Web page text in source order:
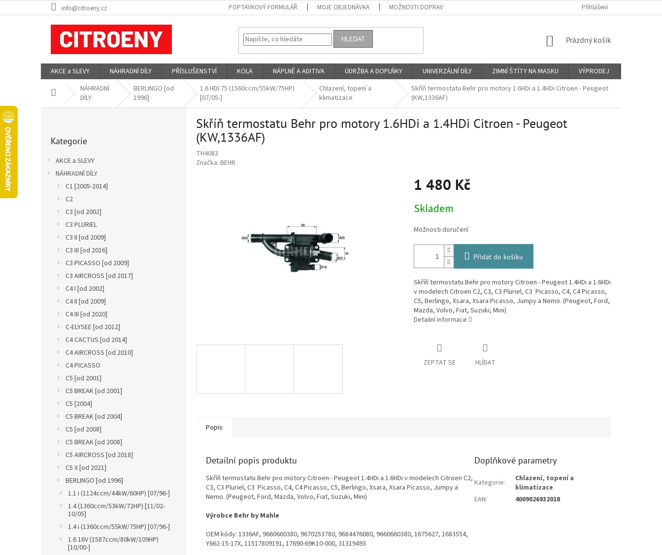
na
info@citroeny.cz POPTÁVKOVÝ FORMULÁŘ MOJE OBJEDNÁVKA MOŽNOSTI DOPRAVY A PLATBY PROČ VIN KÓD? O NÁS
Přihlášení
HLEDAT
NÁKUPNÍ
Prázdný košík
AKCE a SLEVY NÁHRADNÍ DÍLY PŘÍSLUŠENSTVÍ KOLA NÁPLNĚ A ADITIVA ÚDRŽBA A DOPLŇKY UNIVERZÁLNÍ DÍLY ZIMNÍ ŠTÍTY NA MASKU VÝPRODEJ
Domů NÁHRADNÍ
DÍLY
BERLINGO [od
1996]
1.6 HDI 75 (1560ccm/55kW/75HP)
[07/05-]
Chlazení, topení a
klimatizace
Skříň termostatu Behr pro motory 1.6HDi a 1.4HDi Citroen - Peugeot
(KW,1336AF)
kategorie
Kategorie
AKCE a SLEVY
NÁHRADNÍ DÍLY
C1 [2005-2014]
C2
C3 [od 2002]
C3 PLURIEL
C3 II [od 2009]
C3 III [od 2016]
C3 PICASSO [od 2009]
C3 AIRCROSS [od 2017]
C4 I [od 2002]
C4 II [od 2009]
C4 III [od 2020]
C-ELYSEE [od 2012]
C4 CACTUS [od 2014]
C4 AIRCROSS [od 2010]
C4 PICASSO
C5 [od 2001]
C5 BREAK [od 2001]
C5 [2004]
C5 BREAK [od 2004]
C5 [od 2008]
C5 BREAK [od 2008]
C5 AIRCROSS [od 2018]
C5 X [od 2021]
BERLINGO [od 1996]
1.1 i (1124ccm/44kW/60HP) [07/96-]
1.4 (1360ccm/53kW/72HP) [11/02-
10/05]
1.4 i (1360ccm/55kW/75HP) [07/96-]
1.6 16V (1587ccm/80kW/109HP)
[10/00-]
Skříň termostatu Behr pro motory 1.6HDi a 1.4HDi Citroen - Peugeot
(KW,1336AF)
TH4083
Značka: BEHR
1 480 Kč
cena:
Skladem
Možnosti doručení
Přidat do košíku
Skříň termostatu Behr pro motory Citroen - Peugeot 1.4HDi a 1.6HDi
v modelech Citroen C2, C3, C3 Pluriel, C3 Picasso, C4, C4 Picasso,
C5, Berlingo, Xsara, Xsara Picasso, Jumpy a Nemo. (Peugeot, Ford,
Mazda, Volvo, Fiat, Suzuki, Mini)
Detailní informace
ZEPTAT SE HLÍDAT
Popis
Detailní popis produktu
Skříň termostatu Behr pro motory Citroen - Peugeot 1.4HDi a 1.6HDi v modelech Citroen C2,
C3, C3 Pluriel, C3 Picasso, C4, C4 Picasso, C5, Berlingo, Xsara, Xsara Picasso, Jumpy a
Nemo. (Peugeot, Ford, Mazda, Volvo, Fiat, Suzuki, Mini)
Výrobce Behr by Mahle
OEM kódy: 1336AF, 9660660380, 9670253780, 9684476080, 9660660380, 1675627, 1683554,
Y662-15-17X, 11517809191, 17690-69K10-000, 31319493
Doplňkové parametry
Kategorie:
Chlazení, topení a
klimatizace
EAN: 4009026932018